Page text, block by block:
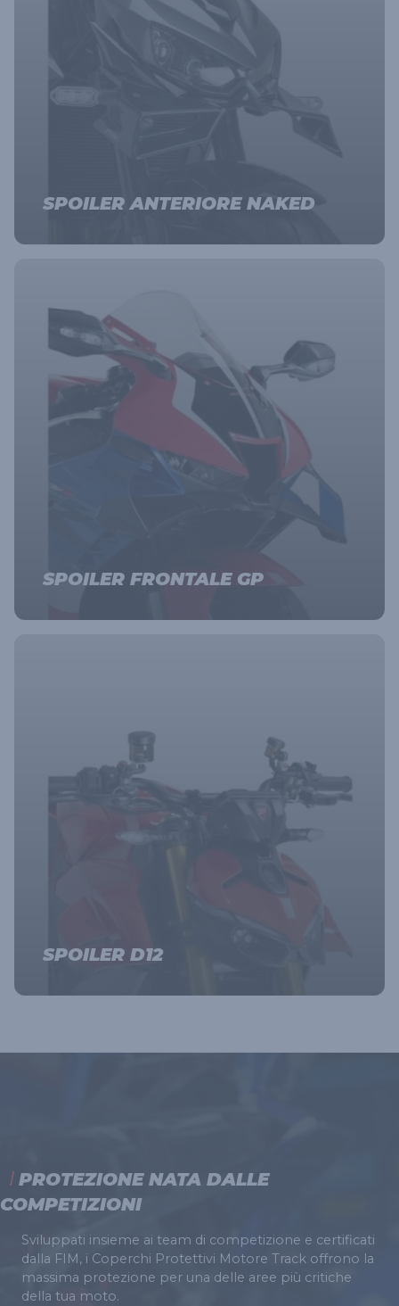
SPOILER ANTERIORE NAKED
SPOILER FRONTALE GP
SPOILER D12
PROTEZIONE NATA DALLE
COMPETIZIONI
Sviluppati insieme ai team di competizione e certificati
dalla FIM, i Coperchi Protettivi Motore Track offrono la
massima protezione per una delle aree più critiche
della tua moto.